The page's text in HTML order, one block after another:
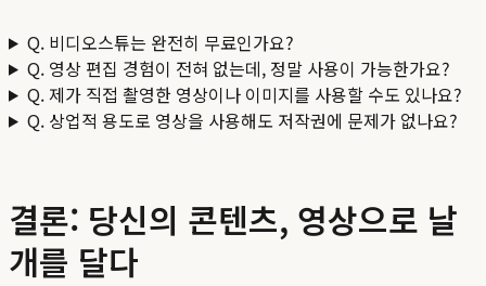
Q. 비디오스튜는 완전히 무료인가요?
Q. 영상 편집 경험이 전혀 없는데, 정말 사용이 가능한가요?
Q. 제가 직접 촬영한 영상이나 이미지를 사용할 수도 있나요?
Q. 상업적 용도로 영상을 사용해도 저작권에 문제가 없나요?
결론: 당신의 콘텐츠, 영상으로 날
개를 달다